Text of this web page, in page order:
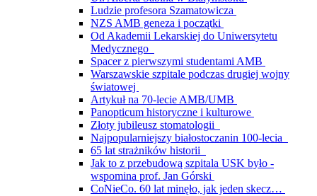
Ludzie profesora Szamatowicza
NZS AMB geneza i początki
Od Akademii Lekarskiej do Uniwersytetu
Medycznego
Spacer z pierwszymi studentami AMB
Warszawskie szpitale podczas drugiej wojny
światowej
Artykuł na 70-lecie AMB/UMB
Panopticum historyczne i kulturowe
Złoty jubileusz stomatologii
Najpopularniejszy białostoczanin 100-lecia
65 lat strażników historii
Jak to z przebudową szpitala USK było -
wspomina prof. Jan Górski
CoNieCo. 60 lat minęło, jak jeden skecz…